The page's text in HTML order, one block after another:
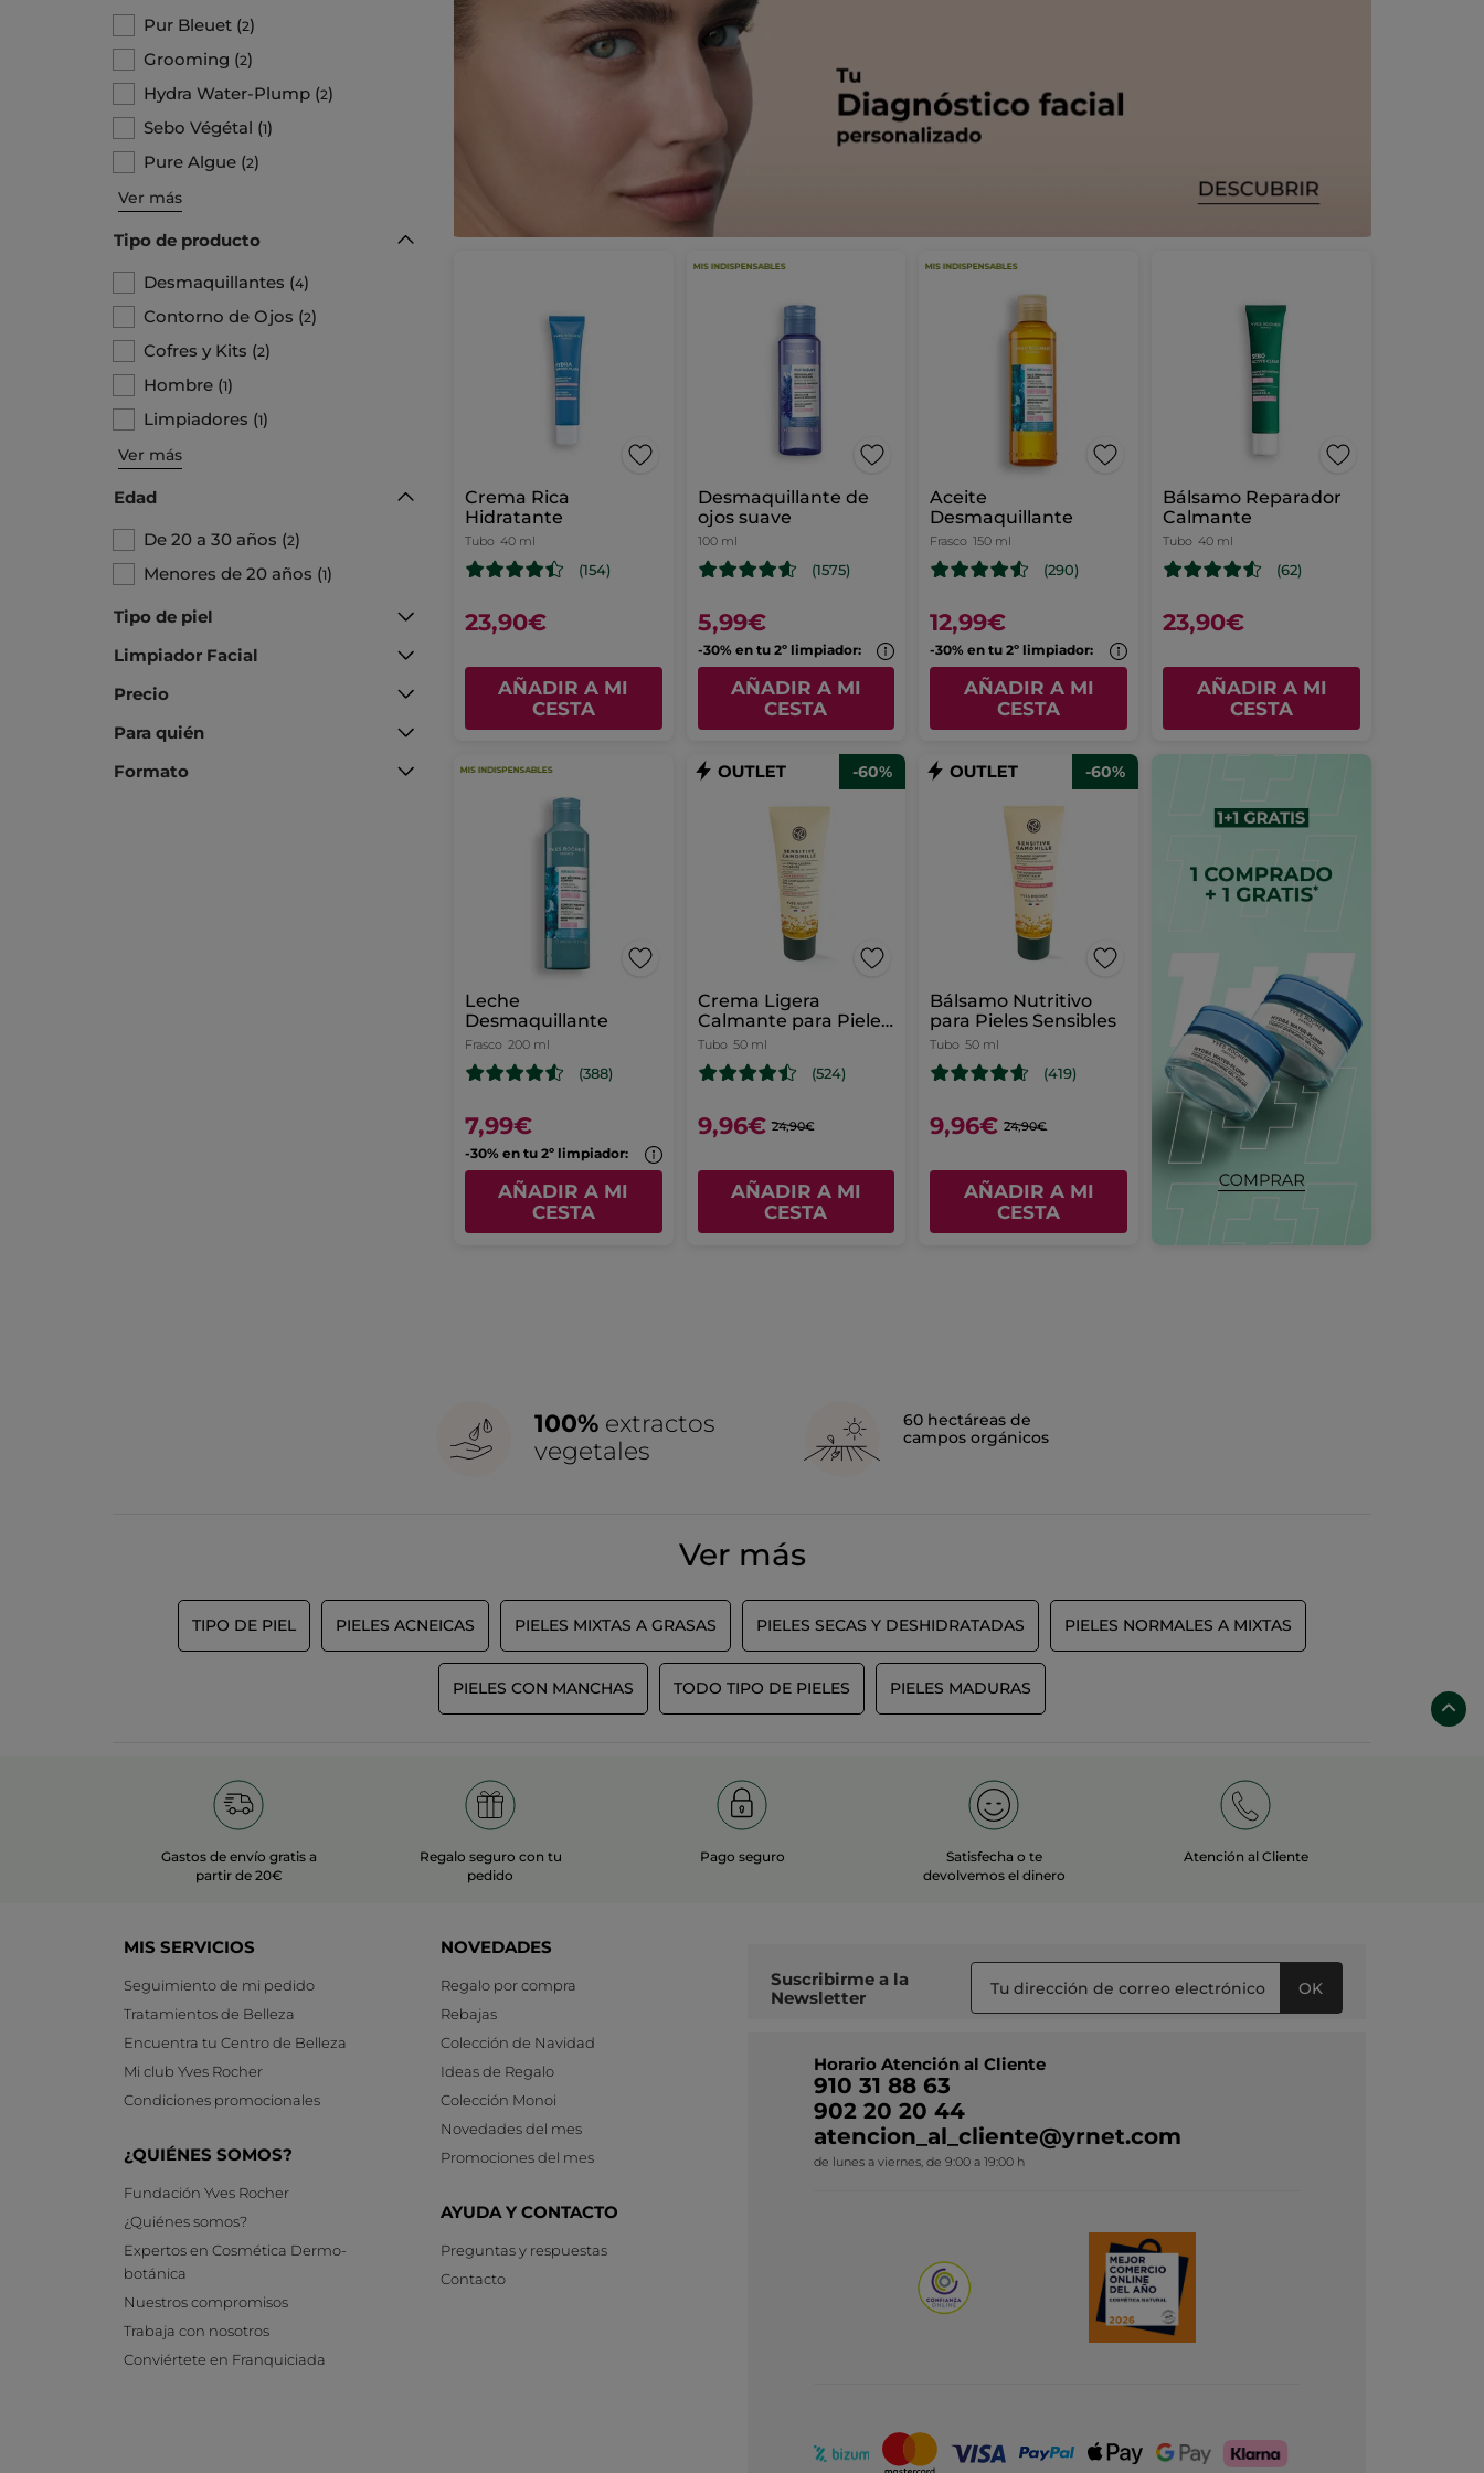
Pur Bleuet (2)
Grooming (2)
Hydra Water-Plump (2)
Sebo Végétal (1)
Pure Algue (2)
Ver más
Tipo de producto
Desmaquillantes (4)
Contorno de Ojos (2)
Cofres y Kits (2)
Hombre (1)
Limpiadores (1)
Ver más
Edad
De 20 a 30 años (2)
Menores de 20 años (1)
Tipo de piel
Limpiador Facial
Precio
Para quién
Formato
Crema Rica
Hidratante
Tubo 40 ml
(154)
23,90€
AÑADIR A MI
CESTA
Desmaquillante de
ojos suave
100 ml
(1575)
5,99€
-30% en tu 2º limpiador:
AÑADIR A MI
CESTA
Aceite
Desmaquillante
Frasco 150 ml
(290)
12,99€
-30% en tu 2º limpiador:
AÑADIR A MI
CESTA
Bálsamo Reparador
Calmante
Tubo 40 ml
(62)
23,90€
AÑADIR A MI
CESTA
Leche
Desmaquillante
Frasco 200 ml
(388)
7,99€
-30% en tu 2º limpiador:
AÑADIR A MI
CESTA
-60%
Crema Ligera
Calmante para Pieles
Sensibles - 50ml
Tubo 50 ml
(524)
9,96€ 24,90€
AÑADIR A MI
CESTA
-60%
Bálsamo Nutritivo
para Pieles Sensibles
Tubo 50 ml
(419)
9,96€ 24,90€
AÑADIR A MI
CESTA
100% extractos
vegetales
60 hectáreas de
campos orgánicos
Ver más
TIPO DE PIEL PIELES ACNEICAS PIELES MIXTAS A GRASAS PIELES SECAS Y DESHIDRATADAS PIELES NORMALES A MIXTAS
PIELES CON MANCHAS TODO TIPO DE PIELES PIELES MADURAS
Gastos de envío gratis a
partir de 20€
Regalo seguro con tu
pedido
Pago seguro
Satisfecha o te
devolvemos el dinero
Atención al Cliente
MIS SERVICIOS
Seguimiento de mi pedido
Tratamientos de Belleza
Encuentra tu Centro de Belleza
Mi club Yves Rocher
Condiciones promocionales
¿QUIÉNES SOMOS?
Fundación Yves Rocher
¿Quiénes somos?
Expertos en Cosmética Dermo-
botánica
Nuestros compromisos
Trabaja con nosotros
Conviértete en Franquiciada
NOVEDADES
Regalo por compra
Rebajas
Colección de Navidad
Ideas de Regalo
Colección Monoi
Novedades del mes
Promociones del mes
AYUDA Y CONTACTO
Preguntas y respuestas
Contacto
Suscribirme a la
Newsletter
OK
Horario Atención al Cliente
910 31 88 63
902 20 20 44
atencion_al_cliente@yrnet.com
de lunes a viernes, de 9:00 a 19:00 h